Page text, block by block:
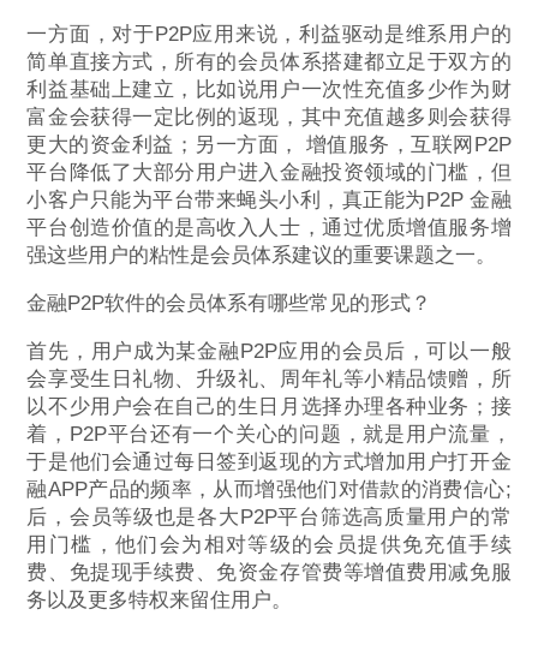
一方面，对于P2P应用来说，利益驱动是维系用户的
简单直接方式，所有的会员体系搭建都立足于双方的
利益基础上建立，比如说用户一次性充值多少作为财
富金会获得一定比例的返现，其中充值越多则会获得
更大的资金利益；另一方面， 增值服务，互联网P2P
平台降低了大部分用户进入金融投资领域的门槛，但
小客户只能为平台带来蝇头小利，真正能为P2P 金融
平台创造价值的是高收入人士，通过优质增值服务增
强这些用户的粘性是会员体系建议的重要课题之一。
金融P2P软件的会员体系有哪些常见的形式？
首先，用户成为某金融P2P应用的会员后，可以一般
会享受生日礼物、升级礼、周年礼等小精品馈赠，所
以不少用户会在自己的生日月选择办理各种业务；接
着，P2P平台还有一个关心的问题，就是用户流量，
于是他们会通过每日签到返现的方式增加用户打开金
融APP产品的频率，从而增强他们对借款的消费信心;
后，会员等级也是各大P2P平台筛选高质量用户的常
用门槛，他们会为相对等级的会员提供免充值手续
费、免提现手续费、免资金存管费等增值费用减免服
务以及更多特权来留住用户。